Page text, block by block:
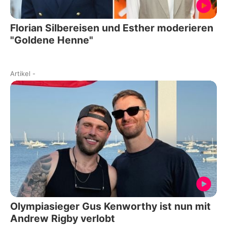
Florian Silbereisen und Esther moderieren
"Goldene Henne"
Artikel -
Olympiasieger Gus Kenworthy ist nun mit
Andrew Rigby verlobt